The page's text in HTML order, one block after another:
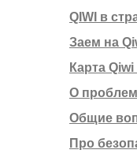
QIWI в
Заем на
Карта
О
Общие
Про